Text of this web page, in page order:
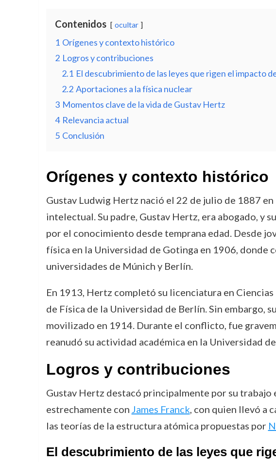
Contenidos ocultar
1 Orígenes y contexto histórico
2 Logros y contribuciones
2.1 El descubrimiento de las leyes que rigen el impacto
2.2 Aportaciones a la física nuclear
3 Momentos clave de la vida de Gustav Hertz
4 Relevancia actual
5 Conclusión
Orígenes y contexto histórico
Gustav Ludwig Hertz nació el 22 de julio de 1887
intelectual. Su padre, Gustav Hertz, era abogado, y
por el conocimiento desde temprana edad. Desde
física en la Universidad de Gotinga en 1906, donde
universidades de Múnich y Berlín.
En 1913, Hertz completó su licenciatura en
de Física de la Universidad de Berlín. Sin embargo,
movilizado en 1914. Durante el conflicto, fue
reanudó su actividad académica en la Universidad
Logros y contribuciones
Gustav Hertz destacó principalmente por su
estrechamente con James Franck, con quien llevó a
las teorías de la estructura atómica propuestas por
El descubrimiento de las leyes que